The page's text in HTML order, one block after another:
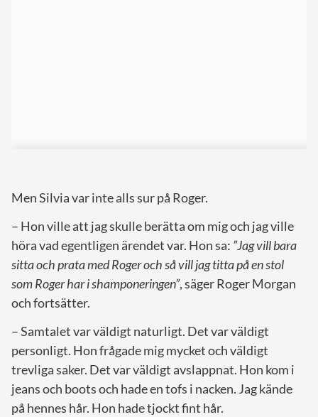
Men Silvia var inte alls sur på Roger.
– Hon ville att jag skulle berätta om mig och jag ville
höra vad egentligen ärendet var. Hon sa: ”Jag vill bara
sitta och prata med Roger och så vill jag titta på en stol
som Roger har i shamponeringen”, säger Roger Morgan
och fortsätter.
– Samtalet var väldigt naturligt. Det var väldigt
personligt. Hon frågade mig mycket och väldigt
trevliga saker. Det var väldigt avslappnat. Hon kom i
jeans och boots och hade en tofs i nacken. Jag kände
på hennes hår. Hon hade tjockt fint hår.